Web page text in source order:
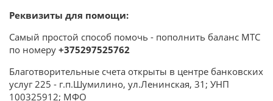
Реквизиты для помощи:
Самый простой способ помочь - пополнить баланс МТС
по номеру +375297525762
Благотворительные счета открыты в центре банковских
услуг 225 - г.п.Шумилино, ул.Ленинская, 31; УНП
100325912; МФО